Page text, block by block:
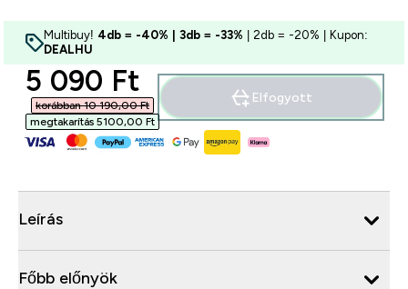
Multibuy! 4db = -40% | 3db = -33% | 2db = -20% | Kupon:
DEALHU
discounted price
5 090 Ft‎
korábban 10 190,00 Ft‎
megtakarítás 5100,00 Ft‎
Elfogyott
Leírás
Főbb előnyök